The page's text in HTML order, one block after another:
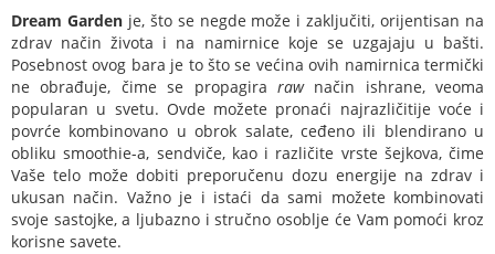
Dream Gardenje, što se negde može i zaključiti, orijentisan na
zdrav način života i na namirnice koje se uzgajaju u bašti.
Posebnost ovog bara je to što se većina ovih namirnica termički
ne obrađuje, čime se propagira rawnačin ishrane, veoma
popularan u svetu. Ovde možete pronaći najrazličitije voće i
povrće kombinovano u obrok salate, ceđeno ili blendirano u
obliku smoothie-a, sendviče, kao i različite vrste šejkova, čime
Vaše telo može dobiti preporučenu dozu energije na zdrav i
ukusan način. Važno je i istaći da sami možete kombinovati
svoje sastojke, a ljubazno i stručno osoblje će Vam pomoći kroz
korisne savete.